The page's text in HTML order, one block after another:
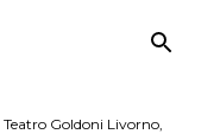
Goldoni Livorno,